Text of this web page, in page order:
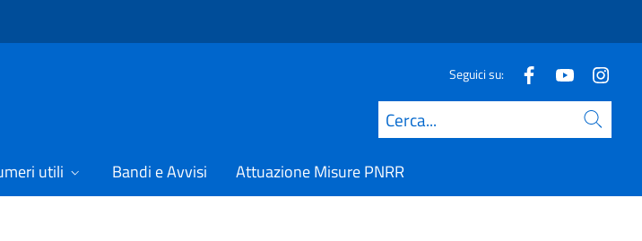
Seguici su:
Cerca
utili Bandi e Avvisi Attuazione Misure PNRR